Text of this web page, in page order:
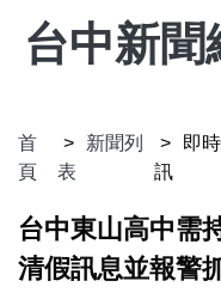
台中新聞
首
頁
新聞列
表
即
訊
台中東山高中需
清假訊息並報警